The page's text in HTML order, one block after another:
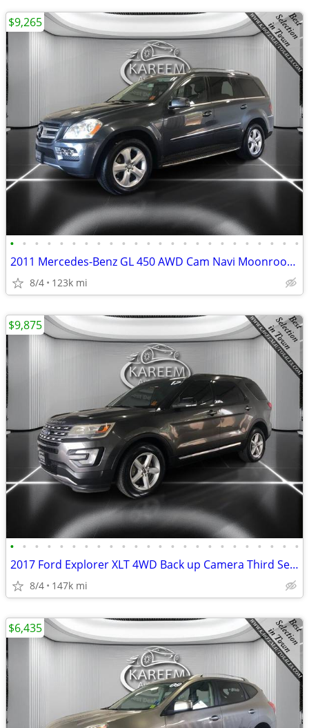
• • • • • • • • • • • • • • • • • • • • • • • •
2011 Mercedes-Benz GL 450 AWD Cam Navi Moonroof Third Seats Heated s
8/4 123k mi
$9,265
• • • • • • • • • • • • • • • • • • • • • • • •
2017 Ford Explorer XLT 4WD Back up Camera Third Seats Bluetooth Se h
8/4 147k mi
$9,875
$6,435